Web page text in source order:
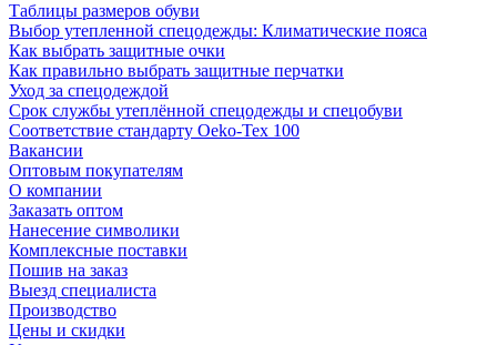
Таблицы размеров обуви
Выбор утепленной спецодежды: Климатические пояса
Как выбрать защитные очки
Как правильно выбрать защитные перчатки
Уход за спецодеждой
Срок службы утеплённой спецодежды и спецобуви
Соответствие стандарту Oeko-Tex 100
Вакансии
Оптовым покупателям
О компании
Заказать оптом
Нанесение символики
Комплексные поставки
Пошив на заказ
Выезд специалиста
Производство
Цены и скидки